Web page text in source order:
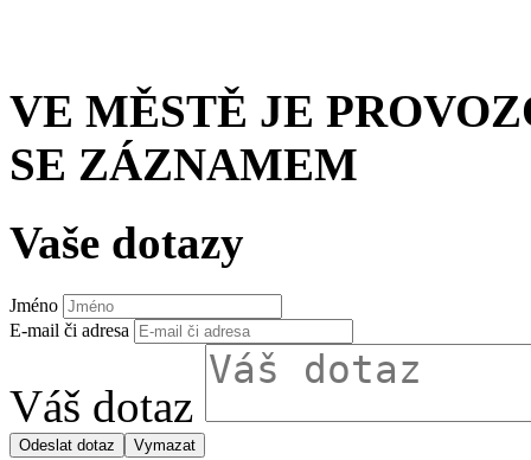
VE MĚSTĚ JE
SE ZÁZNAMEM
Vaše dotazy
Jméno
E-mail či adresa
Váš dotaz